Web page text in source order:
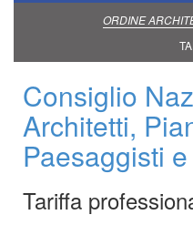
ORDINE
Consiglio
Architetti,
Paesaggisti
Tariffa